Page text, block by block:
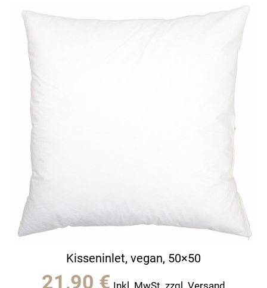
Kisseninlet, vegan, 50×50
21,90 € Inkl. MwSt. zzgl. Versand